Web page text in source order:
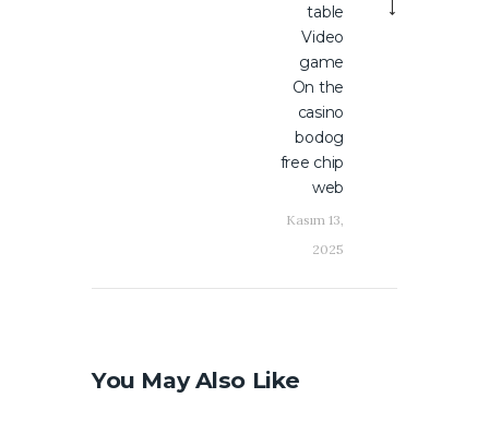
table
Video
game
On the
casino
bodog
free chip
web
Kasım 13,
2025
You May Also Like